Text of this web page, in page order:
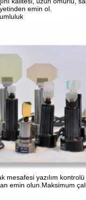
emin ol.
yazılım
emin olun.Maksimum